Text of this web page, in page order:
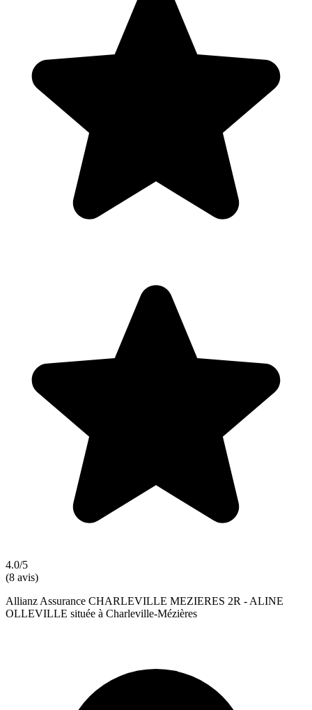
4.0/5
(8 avis)
Allianz Assurance CHARLEVILLE MEZIERES 2R - ALINE
OLLEVILLE située à Charleville-Mézières